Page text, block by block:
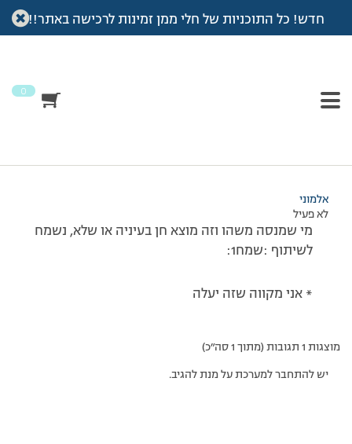
חדש! כל התוכניות של חלי ממן זמינות לרכישה באתר!!
0
עמוד הבית >דיונים>פורום >מתכונים של אתי ימין (מהפייסבוק)
מוצגות 1 תגובות (מתוך 1 סה״כ)
אלמוני
לא פעיל
מי שמנסה משהו וזה מוצא חן בעיניה או שלא, נשמח
לשיתוף :שמח1:
* אני מקווה שזה יעלה
מוצגות 1 תגובות (מתוך 1 סה״כ)
יש להתחבר למערכת על מנת להגיב.